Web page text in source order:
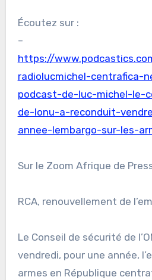
Écoutez sur :
–
https://
radiolucmichel-centrafica-
podcast-de-luc-michel-le-
de-lonu-a-reconduit-
annee-lembargo-sur-les-
Sur le Zoom Afrique de
RCA, renouvellement de
Le Conseil de sécurité de
vendredi, pour une année,
armes en République